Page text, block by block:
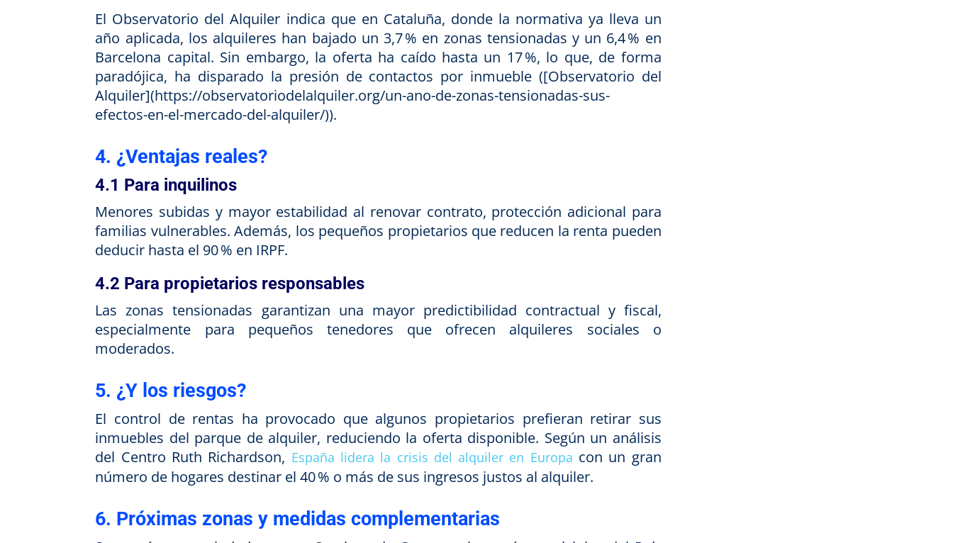
El Observatorio del Alquiler indica que en Cataluña, donde la normativa ya lleva un
año aplicada, los alquileres han bajado un 3,7 % en zonas tensionadas y un 6,4 % en
Barcelona capital. Sin embargo, la oferta ha caído hasta un 17 %, lo que, de forma
paradójica, ha disparado la presión de contactos por inmueble ([Observatorio del
Alquiler](https://observatoriodelalquiler.org/un-ano-de-zonas-tensionadas-sus-
efectos-en-el-mercado-del-alquiler/)).
4. ¿Ventajas reales?
4.1 Para inquilinos
Menores subidas y mayor estabilidad al renovar contrato, protección adicional para
familias vulnerables. Además, los pequeños propietarios que reducen la renta pueden
deducir hasta el 90 % en IRPF.
4.2 Para propietarios responsables
Las zonas tensionadas garantizan una mayor predictibilidad contractual y fiscal,
especialmente para pequeños tenedores que ofrecen alquileres sociales o
moderados.
5. ¿Y los riesgos?
El control de rentas ha provocado que algunos propietarios prefieran retirar sus
inmuebles del parque de alquiler, reduciendo la oferta disponible. Según un análisis
del Centro Ruth Richardson, España lidera la crisis del alquiler en Europa con un gran
número de hogares destinar el 40 % o más de sus ingresos justos al alquiler.
6. Próximas zonas y medidas complementarias